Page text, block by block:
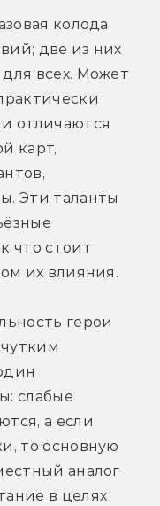
колода
две из них
всех. Может
отличаются
карт,
Эти таланты
что стоит
их влияния.
герои
слабые
а если
то основную
аналог
в целях